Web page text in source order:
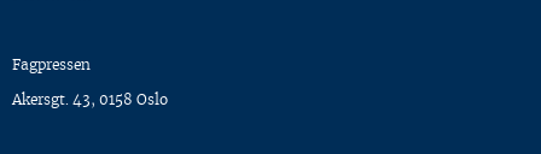
Fagpressen
Akersgt. 43, 0158 Oslo